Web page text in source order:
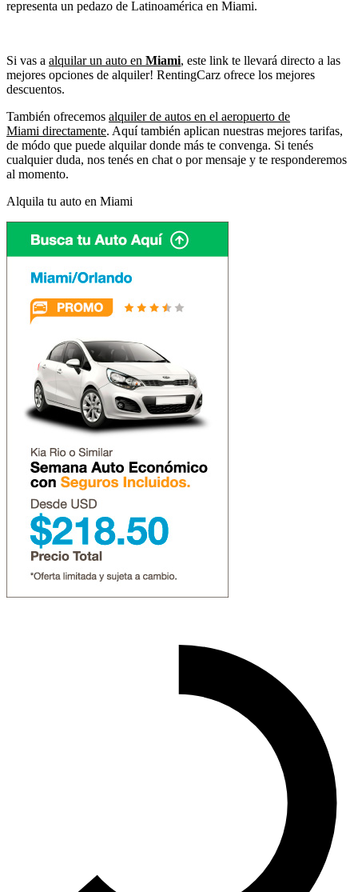
representa un pedazo de Latinoamérica en Miami.
Si vas a alquilar un auto en Miami, este link te llevará directo a las
mejores opciones de alquiler! RentingCarz ofrece los mejores
descuentos.
También ofrecemos alquiler de autos en el aeropuerto de
Miami directamente. Aquí también aplican nuestras mejores tarifas,
de módo que puede alquilar donde más te convenga. Si tenés
cualquier duda, nos tenés en chat o por mensaje y te responderemos
al momento.
Alquila tu auto en Miami